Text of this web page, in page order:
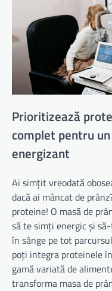
Prioritizează
complet pentru
energizant
Ai simțit vreodată
dacă ai mâncat de
proteine! O masă de
să te simți energic și
în sânge pe tot
poți integra proteinele
gamă variată de
transforma masa de